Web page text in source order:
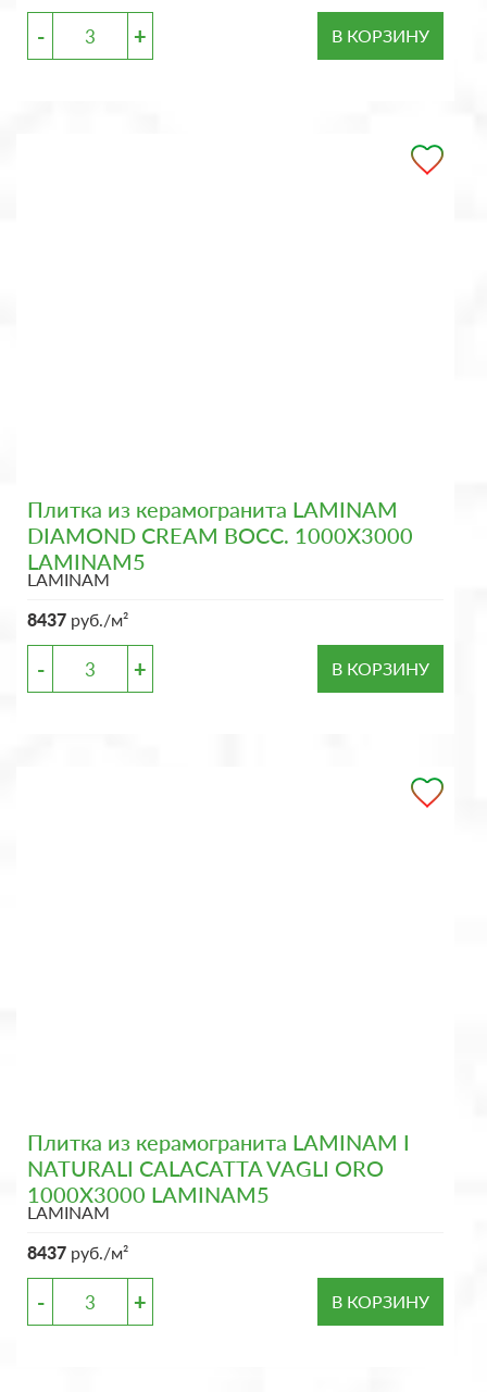
- + В КОРЗИНУ
Плитка из керамогранита LAMINAM
DIAMOND CREAM BOCC. 1000X3000
LAMINAM5
LAMINAM
8437 руб./м²
- + В КОРЗИНУ
Плитка из керамогранита LAMINAM I
NATURALI CALACATTA VAGLI ORO
1000X3000 LAMINAM5
LAMINAM
8437 руб./м²
- + В КОРЗИНУ